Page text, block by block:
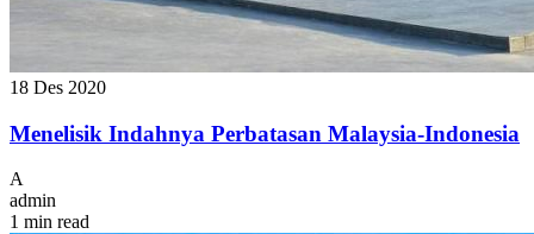
18 Des 2020
Menelisik Indahnya Perbatasan Malaysia-Indonesia
A
admin
1 min read